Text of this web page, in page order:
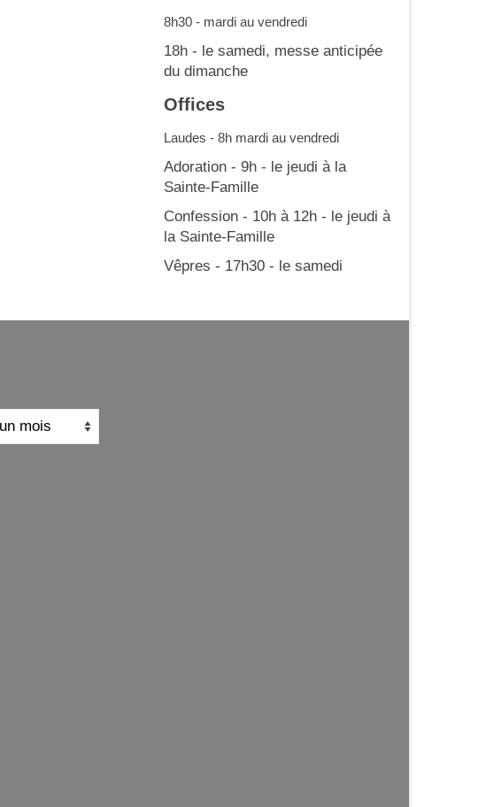
8h30 - mardi au vendredi
18h - le samedi, messe anticipée
du dimanche
Offices
Laudes - 8h mardi au vendredi
Adoration - 9h - le jeudi à la
Sainte-Famille
Confession - 10h à 12h - le jeudi à
la Sainte-Famille
Vêpres - 17h30 - le samedi